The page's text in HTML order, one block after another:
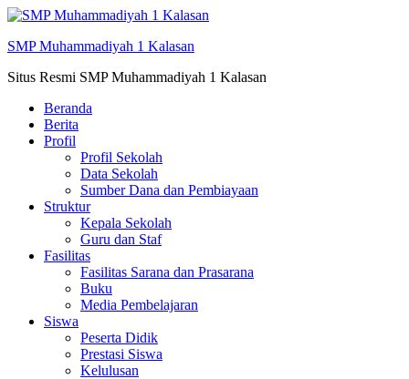
Skip
konten
SMP Muhammadiyah 1 Kalasan
Situs Resmi SMP Muhammadiyah 1 Kalasan
Beranda
Berita
Profil
Profil Sekolah
Data Sekolah
Sumber Dana dan Pembiayaan
Struktur
Kepala Sekolah
Guru dan Staf
Fasilitas
Fasilitas Sarana dan Prasarana
Buku
Media Pembelajaran
Siswa
Peserta Didik
Prestasi Siswa
Kelulusan